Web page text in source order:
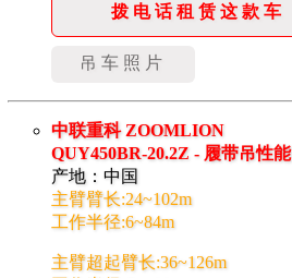
拨电话租赁这款车
吊车照片
中联重科 ZOOMLION
QUY450BR-20.2Z - 履带吊性能
产地：中国
主臂臂长:24~102m
工作半径:6~84m
主臂超起臂长:36~126m